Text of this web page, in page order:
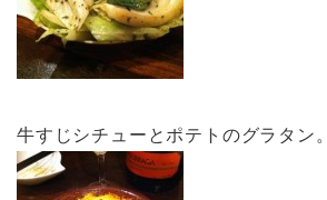
牛すじシチューとポテトのグラタン。